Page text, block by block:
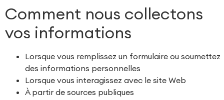
Comment nous collectons
vos informations
Lorsque vous remplissez un formulaire ou soumettez
des informations personnelles
Lorsque vous interagissez avec le site Web
À partir de sources publiques